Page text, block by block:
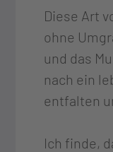
Diese Art
ohne
und das
nach ein
entfalten
Ich finde,